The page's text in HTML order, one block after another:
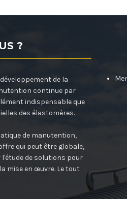
?
de la
continue par
indispensable que
des élastomères.
de manutention,
qui peut être globale,
de solutions pour
mise en œuvre. Le tout